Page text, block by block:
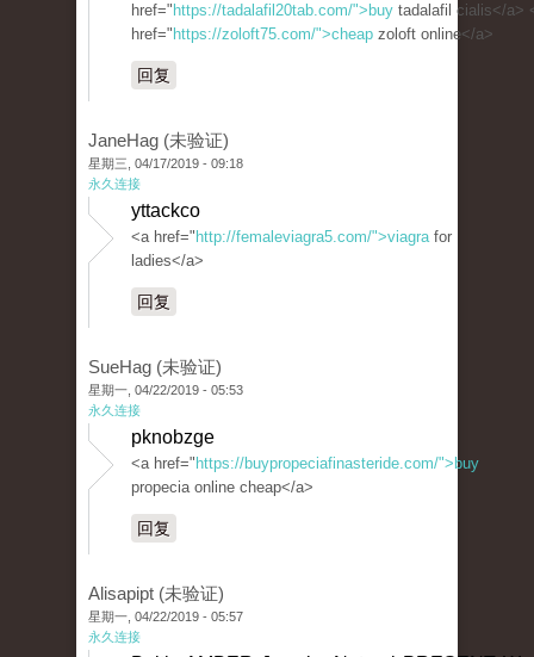
href=" https://tadalafil20tab.com/">buy tadalafil cialis</a>
href=" https://zoloft75.com/">cheap zoloft online</a>
回复
JaneHag (未验证)
星期三, 04/17/2019 - 09:18
永久连接
yttackco
<a href=" http://femaleviagra5.com/">viagrafor
ladies</a>
回复
SueHag (未验证)
星期一, 04/22/2019 - 05:53
永久连接
pknobzge
<a href=" https://buypropeciafinasteride.com/">buy
propecia online cheap</a>
回复
Alisapipt (未验证)
星期一, 04/22/2019 - 05:57
永久连接